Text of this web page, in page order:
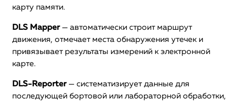
карту памяти.
DLS Mapper— автоматически строит маршрут
движения, отмечает места обнаружения утечек и
привязывает результаты измерений к электронной
карте.
DLS-Reporter— систематизирует данные для
последующей бортовой или лабораторной обработки,